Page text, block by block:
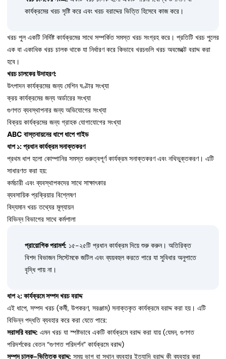
কার্যক্রমের খরচ সৃষ্টি করে এবং খরচ বরাদ্দের ভিত্তি হিসেবে কাজ করে।
খরচ পুল একটি নির্দিষ্ট কার্যক্রমের সাথে সম্পর্কিত সমস্ত খরচ সংগ্রহ করে। প্রতিটি খরচ পুলের
এক বা একাধিক খরচ চালক থাকে যা নির্ধারণ করে কিভাবে খরচগুলি খরচ অবজেক্টে বরাদ্দ করা
হবে।
খরচ চালকের উদাহরণ:
উৎপাদন কার্যক্রমের জন্য মেশিন ঘণ্টার সংখ্যা
ক্রয় কার্যক্রমের জন্য অর্ডারের সংখ্যা
গুণগত ব্যবস্থাপনার জন্য অভিযোগের সংখ্যা
বিক্রয় কার্যক্রমের জন্য গ্রাহক যোগাযোগের সংখ্যা
ABC বাস্তবায়নের ধাপে ধাপে গাইড
ধাপ ১: প্রধান কার্যক্রম সনাক্তকরণ
প্রথম ধাপ হলো কোম্পানির সমস্ত গুরুত্বপূর্ণ কার্যক্রম সনাক্তকরণ এবং নথিভুক্তকরণ। এটি
সাধারণত করা হয়:
কর্মচারী এবং ব্যবস্থাপকদের সাথে সাক্ষাৎকার
ব্যবসায়িক প্রক্রিয়ার বিশ্লেষণ
বিদ্যমান খরচ তথ্যের মূল্যায়ন
বিভিন্ন বিভাগের সাথে কর্মশালা
প্রায়োগিক পরামর্শ: ১৫-২৫টি প্রধান কার্যক্রম দিয়ে শুরু করুন। অতিরিক্ত
বিশদ বিভাজন সিস্টেমকে জটিল এবং ব্যয়বহুল করতে পারে যা সুবিধার অনুপাতে
বৃদ্ধি পায় না।
ধাপ ২: কার্যক্রমে সম্পদ খরচ বরাদ্দ
এই ধাপে, সম্পদ খরচ (কর্মী, উপকরণ, সরঞ্জাম) সনাক্তকৃত কার্যক্রমে বরাদ্দ করা হয়। এটি
বিভিন্ন পদ্ধতি ব্যবহার করে করা যেতে পারে:
সরাসরি বরাদ্দ: এমন খরচ যা স্পষ্টভাবে একটি কার্যক্রমে বরাদ্দ করা যায় (যেমন, গুণগত
পরিদর্শকের বেতন “গুণগত পরিদর্শন” কার্যক্রমে বরাদ্দ)
সম্পদ চালক-ভিত্তিক বরাদ্দ: সময় ভাগ বা স্থান ব্যবহার ইত্যাদি বরাদ্দ কী ব্যবহার করা